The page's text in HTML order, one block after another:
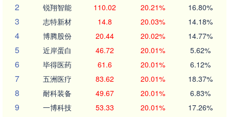
2 锐翔智能 110.02 20.21% 16.80%
3 志特新材 14.8 20.03% 14.18%
4 博腾股份 20.44 20.02% 14.77%
5 近岸蛋白 46.72 20.01% 5.62%
6 毕得医药 61.6 20.01% 6.12%
7 五洲医疗 83.62 20.01% 18.37%
8 耐科装备 49.67 20.01% 6.83%
9 一博科技 53.33 20.01% 17.26%